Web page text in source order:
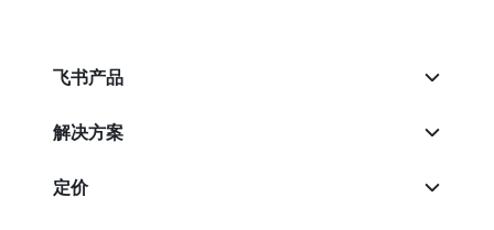
飞书产品
解决方案
定价